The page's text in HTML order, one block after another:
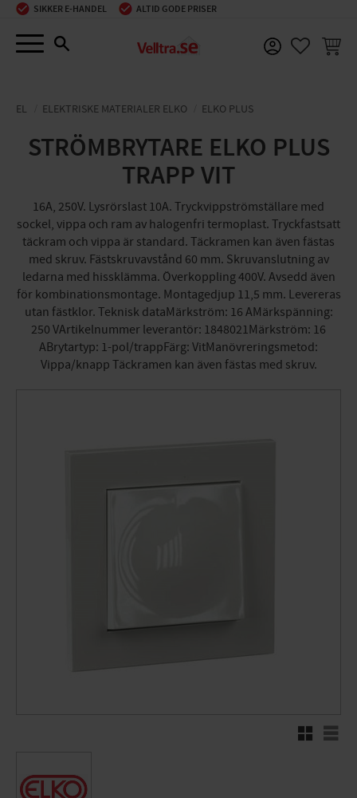
Menu
SIKKER E-HANDEL ALTID GODE PRISER
EL ELEKTRISKE MATERIALER ELKO ELKO PLUS
STRÖMBRYTARE ELKO PLUS
TRAPP VIT
16A, 250V. Lysrörslast 10A. Tryckvippströmställare med
sockel, vippa och ram av halogenfri termoplast. Tryckfastsatt
täckram och vippa är standard. Täckramen kan även fästas
med skruv. Fästskruvavstånd 60 mm. Skruvanslutning av
ledarna med hissklämma. Överkoppling 400V. Avsedd även
för kombinationsmontage. Montagedjup 11,5 mm. Levereras
utan fästklor. Teknisk dataMärkström: 16 AMärkspänning:
250 VArtikelnummer leverantör: 1848021Märkström: 16
ABrytartyp: 1-pol/trappFärg: VitManövreringsmetod:
Vippa/knapp Täckramen kan även fästas med skruv.
RutenettListe